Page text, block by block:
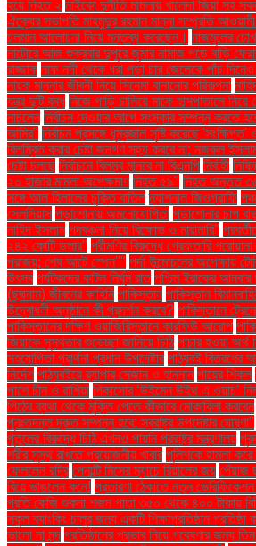
হয়ে নিহত ২ নাইকো দুর্নীতি মামলায় খালেদা জিয়া সহ
ঐক্যের সভাপতি মাহমুদুর রহমান মান্না সম্প্রতি
চলমান আলোচনা নিয়ে মন্তব্য করেছেন। নাজমুলের
নাটোরে আজ শুক্রবার দুপুরে জুমার নামাজ পড়ে বাড়ি
রাজ্জাক নাফ নদী থেকে ধরা পড়া চার জেলেকে পাঁচ
নায়ক মান্নার জীবনী নিয়ে সিনেমা বানানোর পরিকল্পনা
যন্ত্র দুটি বন্ধ নিজে গাড়ি চালিয়ে মাকে হাসপাতালে
নাচলেন নির্বাচন দেওয়ার আগে সংস্কার সম্পন্ন করতে
আমির" নির্বাচন প্রসঙ্গে ধূম্রজাল সৃষ্টি করেছে
বিলম্বিত করার চেষ্টা জনগণ সহ্য করবে না: নজরুল
চেষ্টা চলছে নির্বাচনে বিলম্ব মানবে না বিএনপি নির্বাহী
২০ হাজার মামলা অপেক্ষমাণ নিহত ৫৯" নিহত অন্তত
সঙ্গে আল হিলালের চুক্তি বাতিল ন্যাশনাল জিওগ্রাফি
সেলসিয়াস পড়াশোনায় অমনোযোগিতা পড়াশোনার চাপ
নাহিদ ইসলাম পদবঞ্চনা নিয়ে বিক্ষোভ ও মারামারি"
২৪২ কোটি ডলার" পরীমণির বিরুদ্ধে গ্রেফতারি পরোয়ানা
পরাজয়; শেষ আটে স্পেন"" পর্দা উন্মোচনের অপেক্ষায়
উৎসব পর্যটকদের কাটল নির্ঘুম রাত পশ্চিম ইরাকের
(ছদ্মনাম) জীবনের কাহিনি পাকিস্তান পাকিস্তান
উদ্বোধনী অনুষ্ঠানে কী প্রদর্শন করবে? পাকিস্তানে
পাকিস্তানের দক্ষিণ ওয়াজিরিস্তানে কারফিউ আরোপ
জিয়াকে সুস্থতার শুভেচ্ছা জানিয়ে চিঠি পাচার হওয়া অর্থ
সহযোগিতা প্রার্থনা প্রধান উপদেষ্টার পাঠ্যবই বিতরণের
নির্দেশ পাঠ্যবইয়ে র‍্যাপার সেজান ও হান্নান পায়ের শিকল
পাশে চীন ও রাশিয়া পিকাসোর ‘উইমেন উইথ এ ওয়াচ’
পিঠের ব্যথা থেকে মুক্তি পেতে কীভাবে মোকাবিলা করবেন
পুনঃতদন্ত দ্রুত সম্পন্ন হবে: স্বরাষ্ট্র উপদেষ্টার ঘোষণা"
পুতুলের বিরুদ্ধে চিঠি এখনও পায়নি পররাষ্ট্র মন্ত্রণালয়
শরীর সুস্থ রাখতে প্রয়োজনীয় খাবার পুলিশকে হামলা করে
ফেললেন রদ্রি পেনাল্টি মিসের ম্যাচে রিয়ালের জয় পেঁয়াজ
বিয়ে ভাঙলেন কনে! প্রতারণা ঠেকাতে নতুন
প্রতি কেজি শুকনা শজন পাতা ৩৫০ থেকে ৪০০ টাকায়
স্কুল ব্যাংকিং চালুর জন্য একটি শিক্ষাপ্রতিষ্ঠান প্রতিষ্ঠা
ভালো না মন্দ প্রতিষ্ঠানের প্রভাব নিয়ে গবেষণার জন্য